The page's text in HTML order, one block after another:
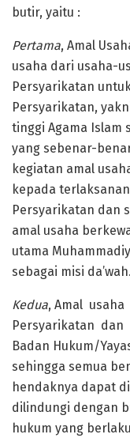
butir, yaitu :
Pertama, Amal
usaha dari usaha-
Persyarikatan
Persyarikatan,
tinggi Agama Islam
yang sebenar-
kegiatan amal
kepada
Persyarikatan dan
amal usaha
utama
sebagai misi
Kedua, Amal
Persyarikatan dan
Badan Hukum/
sehingga semua
hendaknya dapat
dilindungi dengan
hukum yang